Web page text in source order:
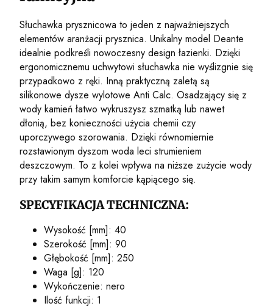
Słuchawka prysznicowa to jeden z najważniejszych
elementów aranżacji prysznica. Unikalny model Deante
idealnie podkreśli nowoczesny design łazienki. Dzięki
ergonomicznemu uchwytowi słuchawka nie wyślizgnie się
przypadkowo z ręki. Inną praktyczną zaletą są
silikonowe dysze wylotowe Anti Calc. Osadzający się z
wody kamień łatwo wykruszysz szmatką lub nawet
dłonią, bez konieczności użycia chemii czy
uporczywego szorowania. Dzięki równomiernie
rozstawionym dyszom woda leci strumieniem
deszczowym. To z kolei wpływa na niższe zużycie wody
przy takim samym komforcie kąpiącego się.
SPECYFIKACJA TECHNICZNA:
Wysokość [mm]: 40
Szerokość [mm]: 90
Głębokość [mm]: 250
Waga [g]: 120
Wykończenie: nero
Ilość funkcji: 1